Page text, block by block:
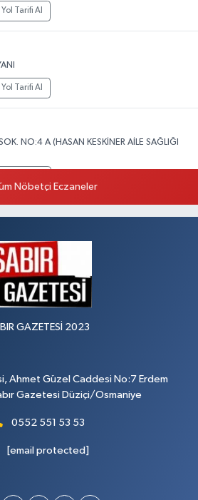
Yol Tarifi Al
Yol Tarifi Al
NO:4 A (HASAN KESKİNER AİLE SAĞLIĞI
Nöbetçi Eczaneler
GAZETESİ 2023
Ahmet Güzel Caddesi No:7 Erdem
Gazetesi Düziçi/Osmaniye
0552 551 53 53
[email protected]